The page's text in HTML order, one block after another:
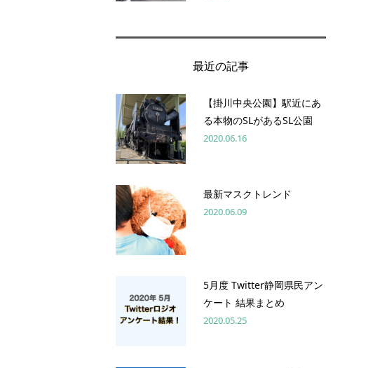
最近の記事
【掛川中央公園】駅近にあ
る本物のSLがあるSL公園
2020.06.16
最新マスクトレンド
2020.06.09
5月度 Twitter静岡県民アン
ケート 結果まとめ
2020.05.25